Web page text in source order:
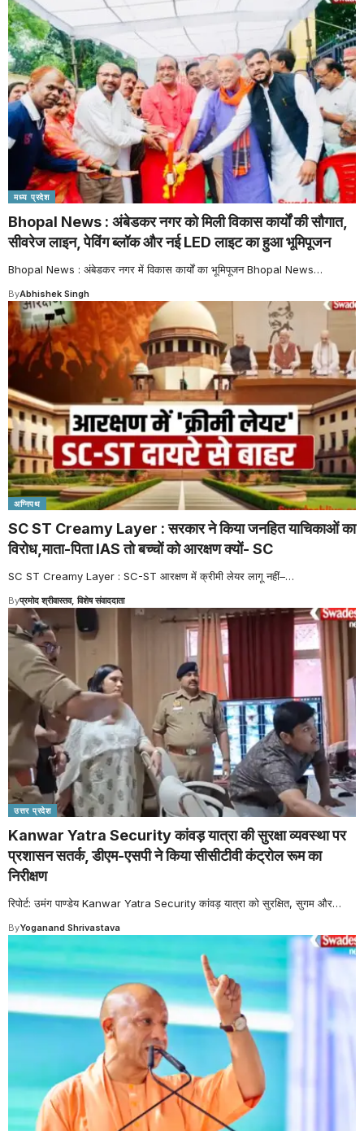
मध्य प्रदेश
Bhopal News : अंबेडकर नगर को मिली विकास कार्यों की सौगात,
सीवरेज लाइन, पेविंग ब्लॉक और नई LED लाइट का हुआ भूमिपूजन
Bhopal News : अंबेडकर नगर में विकास कार्यों का भूमिपूजन Bhopal News…
ByAbhishek Singh
अग्निपथ
SC ST Creamy Layer : सरकार ने किया जनहित याचिकाओं का
विरोध,माता-पिता IAS तो बच्चों को आरक्षण क्यों- SC
SC ST Creamy Layer : SC-ST आरक्षण में क्रीमी लेयर लागू नहीं–…
Byप्रमोद श्रीवास्तव, विशेष संवाददाता
उत्तर प्रदेश
Kanwar Yatra Security कांवड़ यात्रा की सुरक्षा व्यवस्था पर
प्रशासन सतर्क, डीएम-एसपी ने किया सीसीटीवी कंट्रोल रूम का
निरीक्षण
रिपोर्ट: उमंग पाण्डेय Kanwar Yatra Security कांवड़ यात्रा को सुरक्षित, सुगम और…
ByYoganand Shrivastava